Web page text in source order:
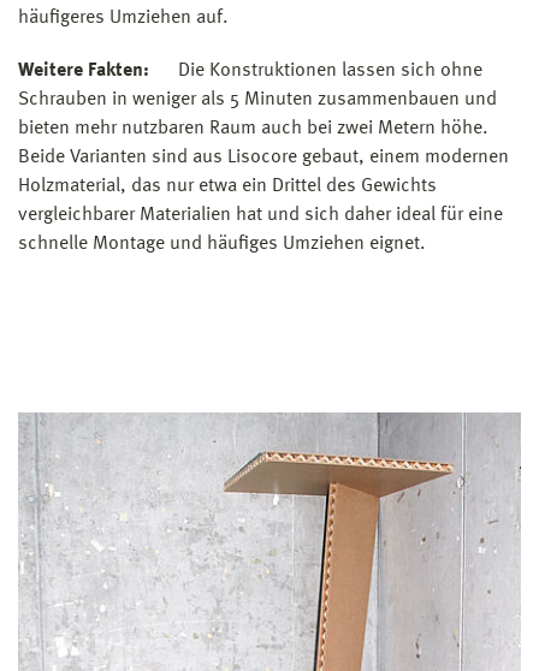
häufigeres Umziehen auf.
Weitere Fakten: Die Konstruktionen lassen sich ohne
Schrauben in weniger als 5 Minuten zusammenbauen und
bieten mehr nutzbaren Raum auch bei zwei Metern höhe.
Beide Varianten sind aus Lisocore gebaut, einem modernen
Holzmaterial, das nur etwa ein Drittel des Gewichts
vergleichbarer Materialien hat und sich daher ideal für eine
schnelle Montage und häufiges Umziehen eignet.